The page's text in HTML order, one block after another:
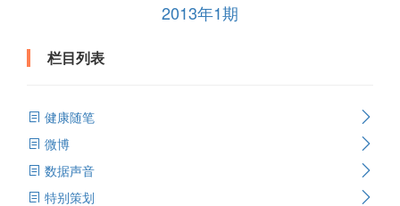
2013年1期
栏目列表
健康随笔
微博
数据声音
特别策划